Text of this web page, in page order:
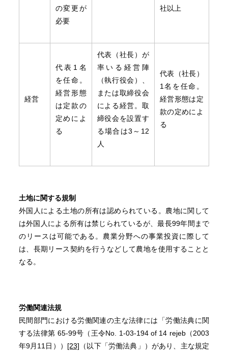
の変更が
必要
社以上
経営
代表1名
を任命。
経営形態
は定款の
定めによ
る
代表（社長）が
率いる経営陣
（執行役会）、
または取締役会
による経営。取
締役会を設置す
る場合は3～12
人
代表（社長）
1名を任命。
経営形態は定
款の定めによ
る
土地に関する規制
外国人による土地の所有は認められている。農地に関して
は外国人による所有は禁じられているが、最長99年間まで
のリースは可能である。農業分野への事業投資に際して
は、長期リース契約を行うなどして農地を使用することと
なる。
労働関連法規
民間部門における労働関連の主な法律には「労働法典に関
する法律第 65-99号（王令No. 1-03-194 of 14 rejeb（2003
年9月11日）） [23] （以下「労働法典」）があり、主な規定